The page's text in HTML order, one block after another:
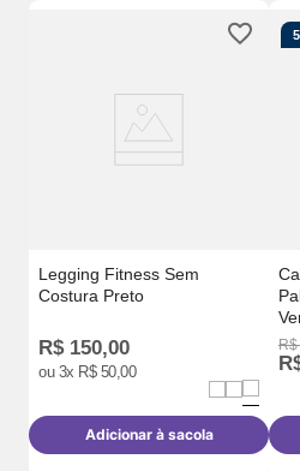
Legging Fitness Sem
Costura Preto
R$ 150,00
ou 3x R$ 50,00
Adicionar à sacola
R$